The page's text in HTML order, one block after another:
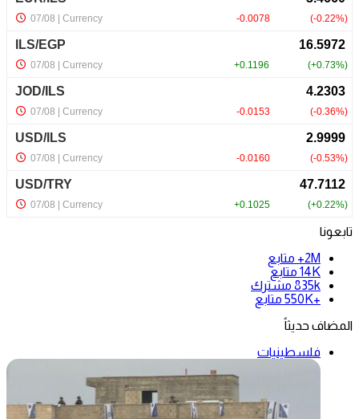
تابعونا
2M+
متابع
14K متابع
835k مشترك
+550K
متابع
المضاف حديثاً
فلسطينيات